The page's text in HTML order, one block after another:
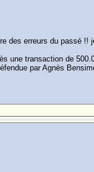
des erreurs du passé
une transaction de
par Agnès